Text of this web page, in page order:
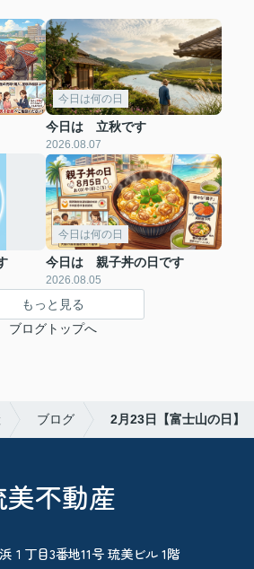
今日は何の日
今日は 立秋です
2026.08.07
今日は何の日
今日は 親子丼の日です
2026.08.05
もっと見る
ブログトップへ
ブログ 2月23日【富士山の日】
不動産
１丁目3番地11号 琉美ビル 1階